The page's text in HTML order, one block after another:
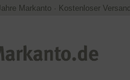
Markanto · Kostenloser